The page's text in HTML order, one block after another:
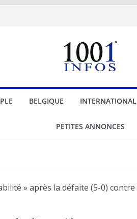
BELGIQUE INTERNATIONAL
PETITES ANNONCES